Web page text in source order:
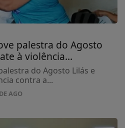
palestra do Agosto
à violência...
do Agosto Lilás e
contra a...
AGO